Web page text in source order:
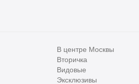
В центре Москвы
Вторичка
Видовые
Эксклюзивы